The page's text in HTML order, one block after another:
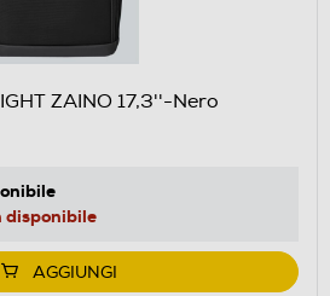
ZAINO 17,3''-Nero
disponibile
AGGIUNGI